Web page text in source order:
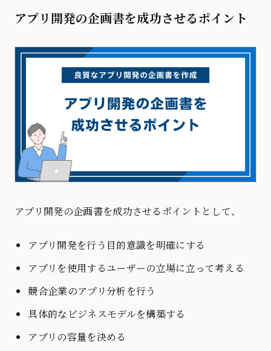
アプリ開発の企画書を成功させるポイント
アプリ開発の企画書を成功させるポイントとして、
アプリ開発を行う目的意識を明確にする
アプリを使用するユーザーの立場に立って考える
競合企業のアプリ分析を行う
具体的なビジネスモデルを構築する
アプリの容量を決める